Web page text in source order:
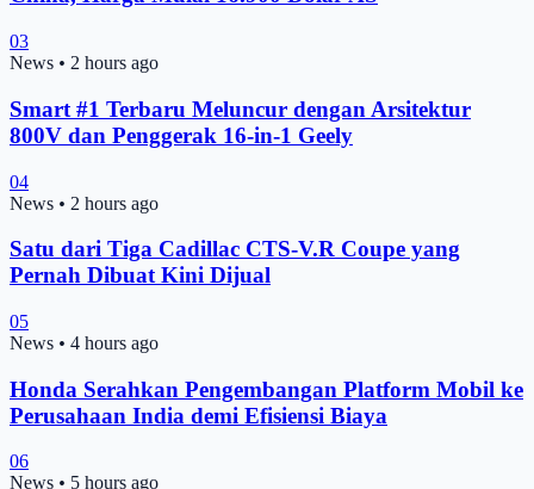
03
News • 2 hours ago
Smart #1 Terbaru Meluncur dengan Arsitektur
800V dan Penggerak 16-in-1 Geely
04
News • 2 hours ago
Satu dari Tiga Cadillac CTS-V.R Coupe yang
Pernah Dibuat Kini Dijual
05
News • 4 hours ago
Honda Serahkan Pengembangan Platform Mobil ke
Perusahaan India demi Efisiensi Biaya
06
News • 5 hours ago